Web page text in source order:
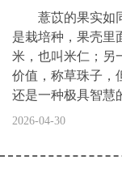
薏苡的果实如
是栽培种，果壳里
米，也叫米仁；另
价值，称草珠子，
还是一种极具智慧
2026-04-30